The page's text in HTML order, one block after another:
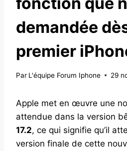
demandée
premier
Par L'équipe Forum Iphone 29
Apple met en œuvre une
attendue dans la version
17.2, ce qui signifie qu’il
version finale de cette